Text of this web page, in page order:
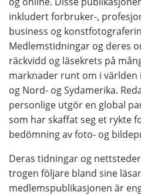
inkludert forbruker-,
business og
Medlemstidningar og deres
räckvidd og läsekrets på
marknader runt om i världen
og Nord- og Sydamerika.
personlige utgör en global
som har skaffat seg et rykte
bedömning av foto- og
Deras tidningar og
trogen följare bland sine
medlemspublikasjonen är